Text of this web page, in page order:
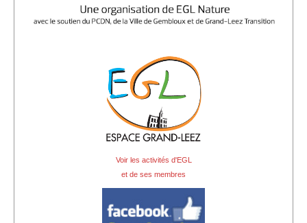
Reportages photographiques
Vidéos archives
Inscrivez-vous à notre Lettre d'information
Voir les activités d'EGL
et de ses membres